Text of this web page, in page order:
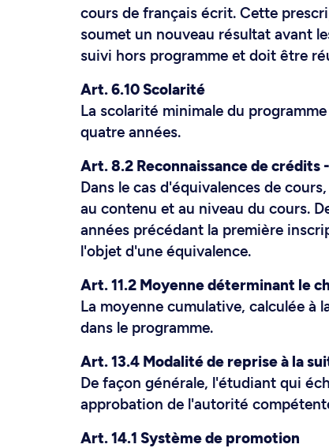
cours de français écrit. Cette
soumet un nouveau résultat avant
suivi hors programme et doit être
Art. 6.10 Scolarité
La scolarité minimale du
quatre années.
Art. 8.2 Reconnaissance de crédits
Dans le cas d'équivalences de
au contenu et au niveau du cours.
années précédant la première
l'objet d'une équivalence.
Art. 11.2 Moyenne déterminant le
La moyenne cumulative, calculée à
dans le programme.
Art. 13.4 Modalité de reprise à la
De façon générale, l'étudiant qui
approbation de l'autorité
Art. 14.1 Système de promotion